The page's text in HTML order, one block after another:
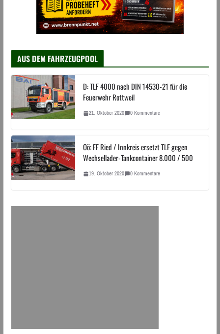
AUS DEM FAHRZEUGPOOL
D: TLF 4000 nach DIN 14530-21 für die
Feuerwehr Rottweil
21. Oktober 2020 0 Kommentare
Oö: FF Ried / Innkreis ersetzt TLF gegen
Wechsellader-Tankcontainer 8.000 / 500
19. Oktober 2020 0 Kommentare